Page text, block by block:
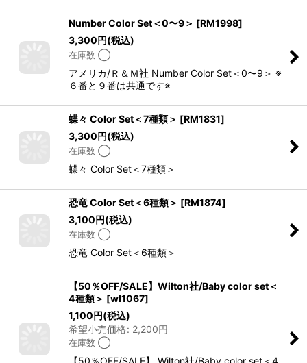
Number Color Set＜0〜9＞ [RM1998]
3,300円(税込)
在庫数 ◯
アメリカ/Ｒ＆Ｍ社 Number Color Set＜0〜9＞ ※
６番と９番は共通です※
蝶々 Color Set＜7種類＞ [RM1831]
3,300円(税込)
在庫数 ◯
蝶々 Color Set＜7種類＞
恐竜 Color Set＜6種類＞ [RM1874]
3,100円(税込)
在庫数 ◯
恐竜 Color Set＜6種類＞
【50％OFF/SALE】Wilton社/Baby color set＜
4種類＞ [wl1067]
1,100円(税込)
希望小売価格: 2,200円
在庫数 ◯
【50％OFF/SALE】 Wilton社/Baby color set＜4